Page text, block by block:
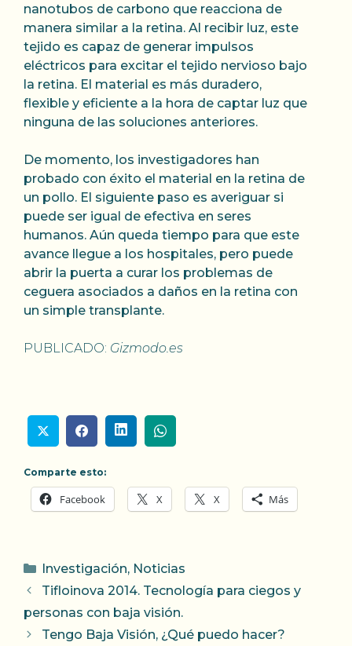
nanotubos de carbono que reacciona de
manera similar a la retina. Al recibir luz, este
tejido es capaz de generar impulsos
eléctricos para excitar el tejido nervioso bajo
la retina. El material es más duradero,
flexible y eficiente a la hora de captar luz que
ninguna de las soluciones anteriores.
De momento, los investigadores han
probado con éxito el material en la retina de
un pollo. El siguiente paso es averiguar si
puede ser igual de efectiva en seres
humanos. Aún queda tiempo para que este
avance llegue a los hospitales, pero puede
abrir la puerta a curar los problemas de
ceguera asociados a daños en la retina con
un simple transplante.
PUBLICADO: Gizmodo.es
Comparte esto:
Facebook X X Más
Categorías
Investigación, Noticias
Tifloinova 2014. Tecnología para ciegos y
personas con baja visión.
Tengo Baja Visión, ¿Qué puedo hacer?